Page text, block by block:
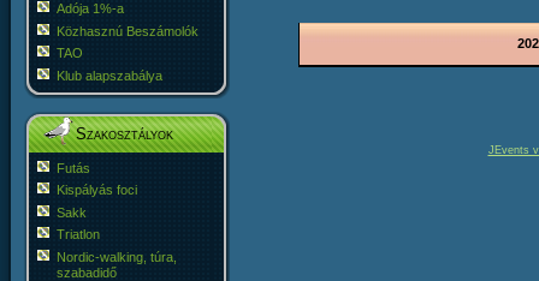
Adója 1%-a
Közhasznú Beszámolók
TAO
Klub alapszabálya
Szakosztályok
Futás
Kispályás foci
Sakk
Triatlon
Nordic-walking, túra,
szabadidő
JEvents